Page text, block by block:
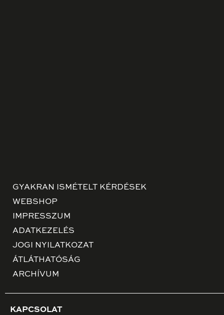
GYAKRAN ISMÉTELT KÉRDÉSEK
WEBSHOP
IMPRESSZUM
ADATKEZELÉS
JOGI NYILATKOZAT
ÁTLÁTHATÓSÁG
ARCHÍVUM
KAPCSOLAT